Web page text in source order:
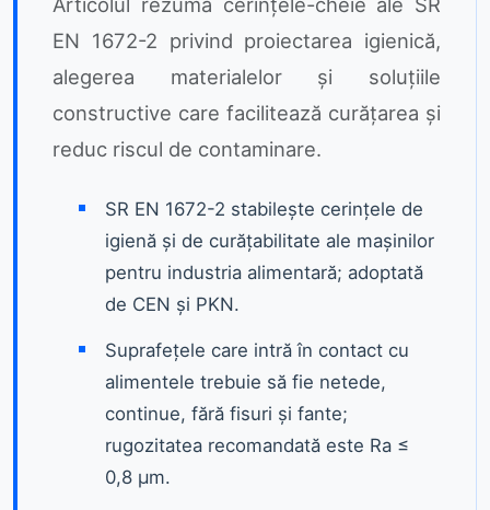
EN 1672-2 privind proiectarea igienică,
alegerea materialelor și soluțiile
constructive care facilitează curățarea și
reduc riscul de contaminare.
SR EN 1672-2 stabilește cerințele de
igienă și de curățabilitate ale mașinilor
pentru industria alimentară; adoptată
de CEN și PKN.
Suprafețele care intră în contact cu
alimentele trebuie să fie netede,
continue, fără fisuri și fante;
rugozitatea recomandată este Ra ≤
0,8 μm.